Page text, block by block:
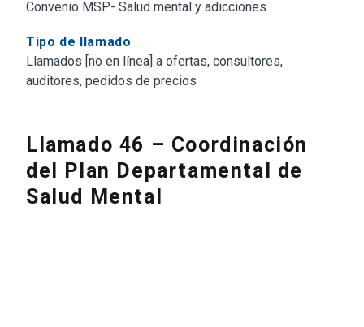
Convenio MSP- Salud mental y adicciones
Tipo de llamado
Llamados [no en línea] a ofertas, consultores,
auditores, pedidos de precios
Llamado 46 – Coordinación
del Plan Departamental de
Salud Mental